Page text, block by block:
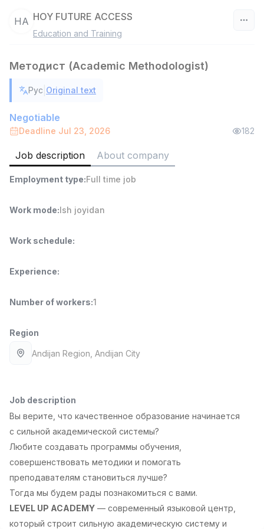
6,000,000 - 15,000,000 sum
ASIAN
Ish joyidan
Warehouse Assistant
4,280,000 sum/
Full time job
Ish joyidan
Delivery
Full time job
Pharmacist
NAVBAHOR APTEKA
NAFF
Sales Agent
LION_ESTATE
Full time job
Ish joyidan
Administrator
2,000,000 - 7,000,000 sum/
New
HA HOY FUTURE ACCESS
Education and Training
Методист (Academic Methodologist)
Рус Original text
Negotiable
Deadline Jul 23, 2026 182
Job description About company
Employment type:Full time job
Work mode:Ish joyidan
Work schedule:
Experience:
Number of workers:1
Region
Andijan Region , Andijan City
Job description
Вы верите, что качественное образование начинается
с сильной академической системы?
Любите создавать программы обучения,
совершенствовать методики и помогать
преподавателям становиться лучше?
Тогда мы будем рады познакомиться с вами.
LEVEL UP ACADEMY — современный языковой центр,
который строит сильную академическую систему и
Vacancies Job categories Companies Profile